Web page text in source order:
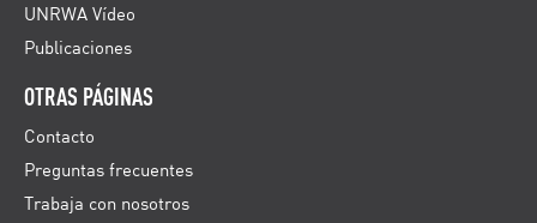
UNRWA Vídeo
Publicaciones
OTRAS PÁGINAS
Contacto
Preguntas frecuentes
Trabaja con nosotros